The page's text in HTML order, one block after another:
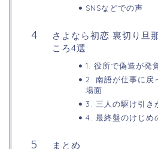
SNSなどでの声
さよなら初恋 裏切り旦
ころ4選
1. 役所で偽造が発
2. 南語が仕事に戻
場面
3. 三人の駆け引き
4. 最終盤のけじめ
まとめ